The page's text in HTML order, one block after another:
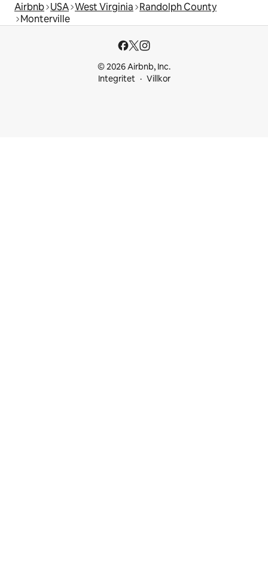
Airbnb USA West Virginia Randolph County
Monterville
© 2026 Airbnb, Inc.
Integritet
Villkor